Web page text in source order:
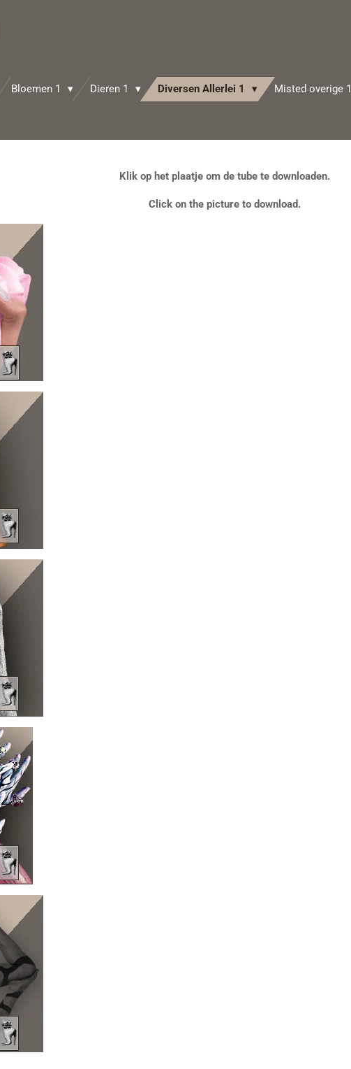
Bloemen 1 Dieren 1 Diversen Allerlei 1 Misted overige 1
Klik op het plaatje om de tube te downloaden.
Click on the picture to download.